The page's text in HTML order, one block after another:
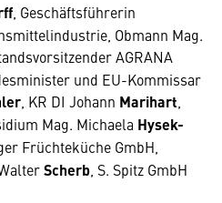
, Geschäftsführerin
Obmann Mag.
AGRANA
und EU-Kommissar
, KR DI Johann Marihart
Mag. Michaela Hysek-
Früchteküche GmbH,
Scherb , S. Spitz GmbH